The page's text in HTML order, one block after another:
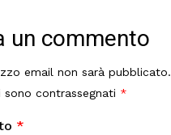
un commento
email non sarà pubblicato.
contrassegnati *
*